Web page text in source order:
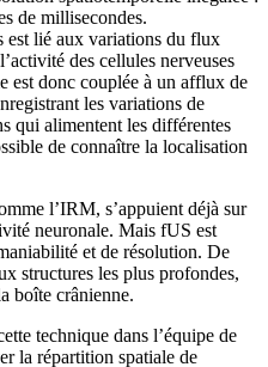
de millisecondes.
est lié aux variations du flux
des cellules nerveuses
est donc couplée à un afflux de
les variations de
qui alimentent les différentes
de connaître la localisation
l’IRM, s’appuient déjà sur
neuronale. Mais fUS est
et de résolution. De
structures les plus profondes,
boîte crânienne.
technique dans l’équipe de
la répartition spatiale de